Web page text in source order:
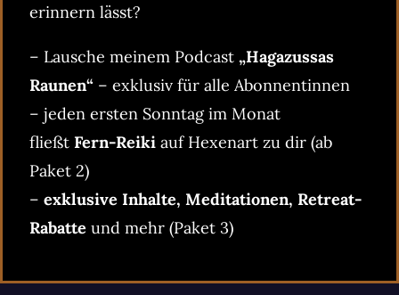
erinnern lässt?
– Lausche meinem Podcast „Hagazussas
Raunen“ – exklusiv für alle Abonnentinnen
– jeden ersten Sonntag im Monat
fließt Fern-Reiki auf Hexenart zu dir (ab
Paket 2)
– exklusive Inhalte, Meditationen, Retreat-
Rabatte und mehr (Paket 3)